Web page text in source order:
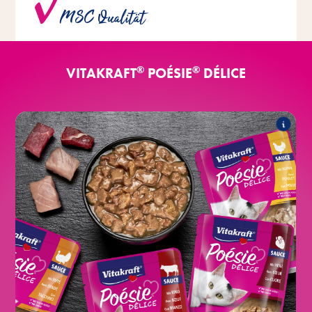
MSC Qualität
Qualität aus nachhaltiger Fischerei eingesetzt.
VITAKRAFT® POÉSIE® DÉLICE
Poésie
​​®
DÉLICE
Folgende Produkte zählen zum Sortiment:
Poésie
®
DÉLICE mit Huhn in Sauce
Poésie
®
DÉLICE mit Pute in Sauce
Poésie
®
DÉLICE mit Rind in Sauce
Poésie
®
DÉLICE mit Seelachs in Sauce